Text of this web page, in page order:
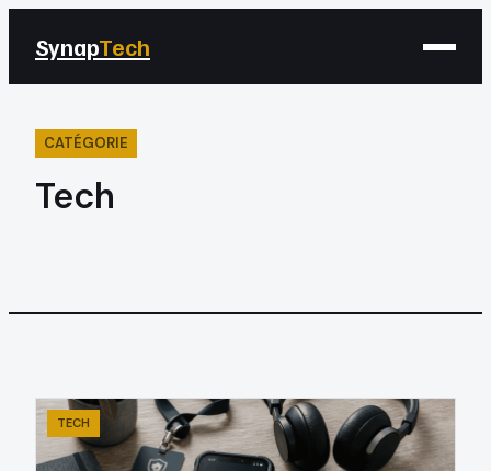
SynapTech
CATÉGORIE
Tech
TECH